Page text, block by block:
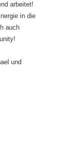
arbeitet!
in die
auch
und